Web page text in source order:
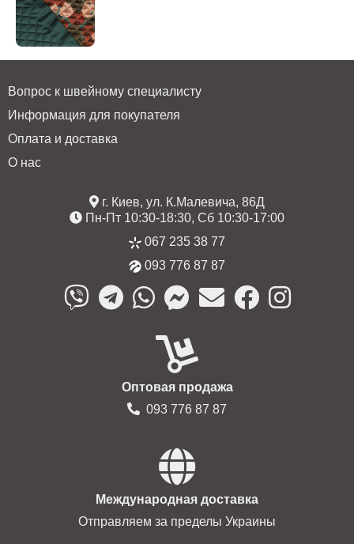
Вопрос к швейному специалисту
Информация для покупателя
Оплата и доставка
О нас
г. Киев, ул. К.Малевича, 86Д
Пн-Пт 10:30-18:30, Сб 10:30-17:00
067 235 38 77
093 776 87 87
Оптовая продажа
093 776 87 87
Международная доставка
Отправляем за пределы Украины